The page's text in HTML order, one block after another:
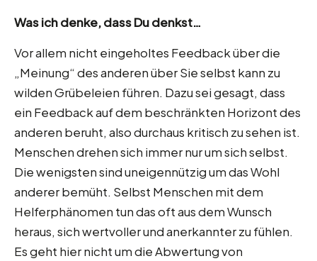
Was ich denke, dass Du denkst…
Vor allem nicht eingeholtes Feedback über die
„Meinung“ des anderen über Sie selbst kann zu
wilden Grübeleien führen. Dazu sei gesagt, dass
ein Feedback auf dem beschränkten Horizont des
anderen beruht, also durchaus kritisch zu sehen ist.
Menschen drehen sich immer nur um sich selbst.
Die wenigsten sind uneigennützig um das Wohl
anderer bemüht. Selbst Menschen mit dem
Helferphänomen tun das oft aus dem Wunsch
heraus, sich wertvoller und anerkannter zu fühlen.
Es geht hier nicht um die Abwertung von